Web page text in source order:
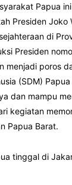
Papua
Presiden
di
Presiden
menjadi poros
(SDM)
dan mampu
kegiatan
Papua Barat.
tinggal di